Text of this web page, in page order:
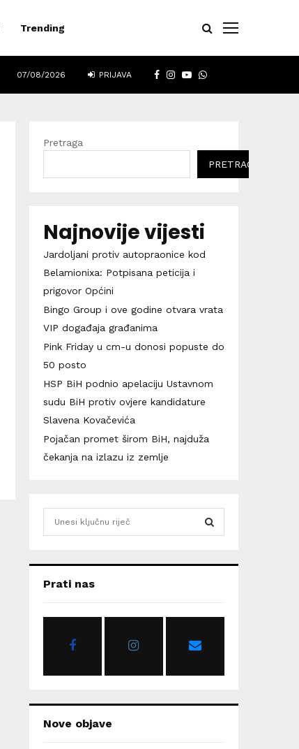
Trending
FACEBOOK
INSTAGRAM
YOUTUBE
WHATSAPP
07/08/2026 PRIJAVA
Pretraga
PRETRAGA
Najnovije vijesti
Jardoljani protiv autopraonice kod
Belamionixa: Potpisana peticija i
prigovor Općini
Bingo Group i ove godine otvara vrata
VIP događaja građanima
Pink Friday u cm-u donosi popuste do
50 posto
HSP BiH podnio apelaciju Ustavnom
sudu BiH protiv ovjere kandidature
Slavena Kovačevića
Pojačan promet širom BiH, najduža
čekanja na izlazu iz zemlje
h
o
Prati nas
Nove objave